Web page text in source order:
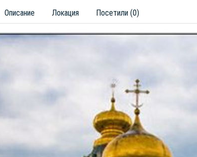
Описание Локация Посетили (0)